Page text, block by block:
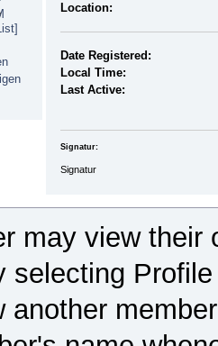
Location:
Date Registered:
Local Time:
Last Active:
Signatur:
Signatur
may view their
selecting
another